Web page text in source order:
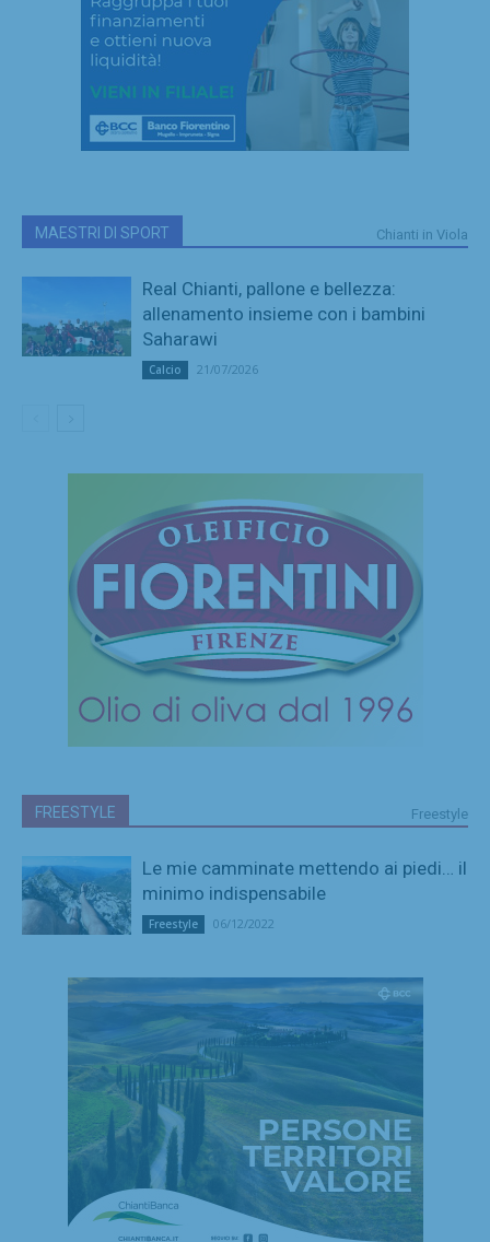
MAESTRI DI SPORT Chianti in Viola
Real Chianti, pallone e bellezza:
allenamento insieme con i bambini
Saharawi
Calcio 21/07/2026
FREESTYLE Freestyle
Le mie camminate mettendo ai piedi… il
minimo indispensabile
Freestyle 06/12/2022